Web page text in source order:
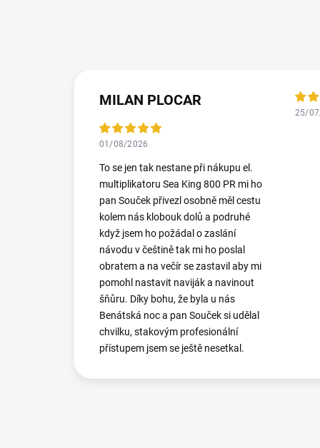
MILAN PLOCAR
01/08/2026
To se jen tak nestane při nákupu el.
multiplikatoru Sea King 800 PR mi ho
pan Souček přivezl osobně měl cestu
kolem nás klobouk dolů a podruhé
když jsem ho požádal o zaslání
návodu v češtině tak mi ho poslal
obratem a na večír se zastavil aby mi
pomohl nastavit naviják a navinout
šňůru. Díky bohu, že byla u nás
Benátská noc a pan Souček si udělal
chvilku, stakovým profesionální
přístupem jsem se ještě nesetkal.
25/